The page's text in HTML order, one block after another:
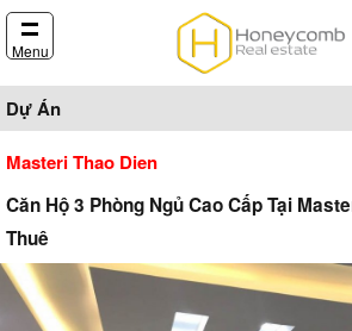
Menu
Dự Án
Masteri Thao Dien
Căn Hộ 3 Phòng Ngủ Cao Cấp Tại
Thuê